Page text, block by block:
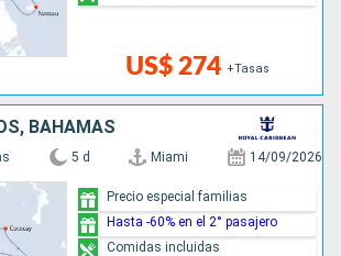
US$ 274 +Tasas
BAHAMAS
5 d Miami 14/09/2026
Precio especial familias
Hasta -60% en el 2° pasajero
Comidas incluidas